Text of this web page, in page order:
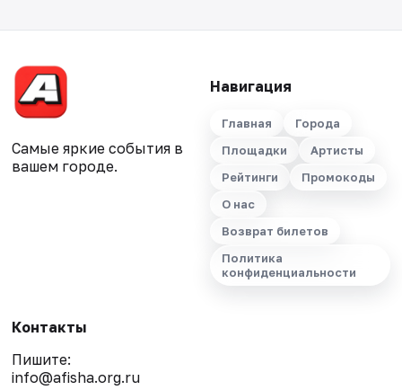
Самые яркие события в
вашем городе.
Навигация
Главная
Города
Площадки
Артисты
Рейтинги
Промокоды
О нас
Возврат билетов
Политика
конфиденциальности
Контакты
Пишите:
info@afisha.org.ru